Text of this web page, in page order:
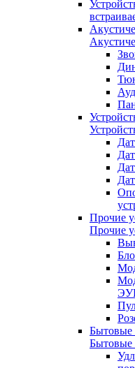
Прочие
Прочие
Бытовые
Бытовые